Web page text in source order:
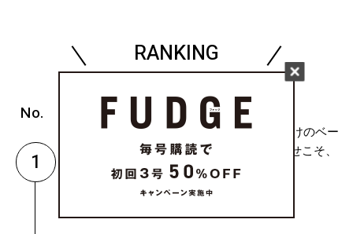
RANKING
1
( WORLD SNAP )
Tシャツ×デニムだけのベー
シックな組み合わせこそ、
シルエッ...